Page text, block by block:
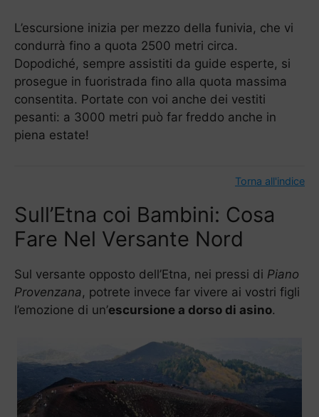
L’escursione inizia per mezzo della funivia, che vi
condurrà fino a quota 2500 metri circa.
Dopodiché, sempre assistiti da guide esperte, si
prosegue in fuoristrada fino alla quota massima
consentita. Portate con voi anche dei vestiti
pesanti: a 3000 metri può far freddo anche in
piena estate!
Torna all'indice
Sull’Etna coi Bambini: Cosa
Fare Nel Versante Nord
Sul versante opposto dell’Etna, nei pressi di Piano
Provenzana, potrete invece far vivere ai vostri figli
l’emozione di un’escursione a dorso di asino.